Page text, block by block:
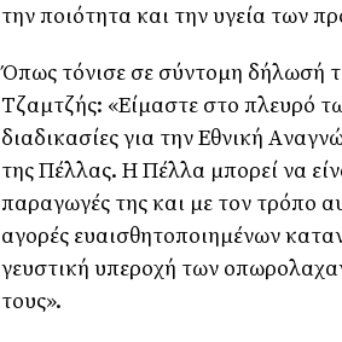
την ποιότητα και την υγεία των
Όπως τόνισε σε σύντομη δήλωσή
Τζαμτζής: «Είμαστε στο πλευρό
διαδικασίες για την Eθνική
της Πέλλας. Η Πέλλα μπορεί να
παραγωγές της και με τον τρόπο
αγορές ευαισθητοποιημένων
γευστική υπεροχή των
τους».